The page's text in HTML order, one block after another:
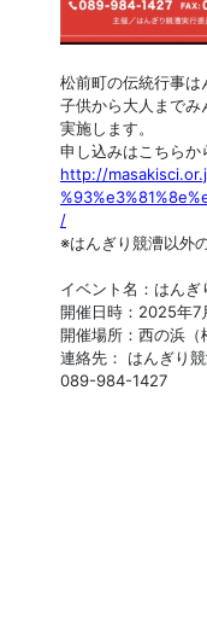
松前町の伝統行事は
子供から大人までみ
実施します。
申し込みはこちらか
http://
/
※はんぎり競漕以外
イベント名：はん
開催日時：2025年7
開催場所：西の浜（
連絡先： はんぎり
089-984-1427